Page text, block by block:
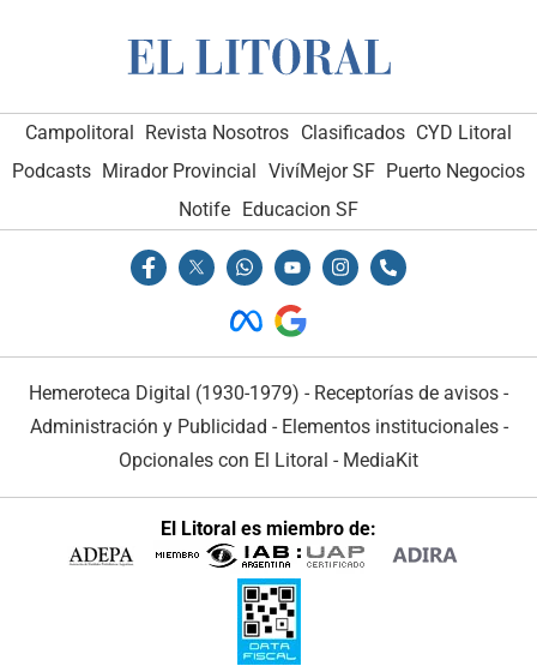
Campolitoral Revista Nosotros Clasificados CYD Litoral
Podcasts Mirador Provincial VivíMejor SF Puerto Negocios
Notife Educacion SF
Hemeroteca Digital (1930-1979) - Receptorías de avisos -
Administración y Publicidad - Elementos institucionales-
Opcionales con El Litoral - MediaKit
El Litoral es miembro de: